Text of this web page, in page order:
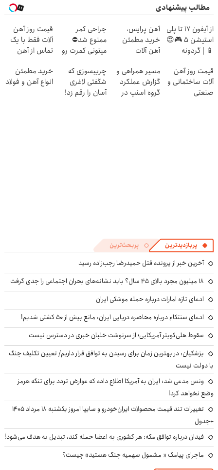
مطالب پیشنهادی
از آیفون 17 تا پلی
استیشن 5 🎮😍
📱 | گردونه
ببر
آهن پرایس،
خرید مطمئن
آهن آلات
جراحی کمر
ممنوع شد⛔
میتونی کمرت رو
کنی! 👈🏻
پرسش‌نامه
قیمت روز آهن
آلات فقط با یک
تماس از آهن
قیمت روز آهن
آلات ساختمانی و
صنعتی
مسیر همراهی و
گزارش عملکرد
گروه اسنپ در
چربیسوزی که
شگفتی لاغری
آسان را رقم زد!
خرید مطمئن
انواع آهن و فولاد
پربازدیدترین پربحث‌ترین
آخرین خبر از پرونده قتل حمیدرضا رجب‌زاده رسید
۱۸ میلیون مجرد بالای ۴۵ سال؟ باید نشانه‌های بحران اجتماعی را جدی گرفت
ادعای تازه امارات درباره حمله موشکی ایران
ادعای سنتکام درباره محاصره دریایی ایران: مانع بیش از ۵۰ کشتی شدیم!
سقوط هلی‌کوپتر آمریکایی؛ از سرنوشت خلبان خبری در دسترس نیست
پزشکیان‌: در بهترین زمان برای رسیدن به توافق قرار داریم/ تعیین تکلیف جنگ
با دولت نیست
ونس مدعی شد: ایران به آمریکا اطلاع داده که عوارض تردد برای تنگه هرمز
وضع نخواهد کرد!
تغییرات تند قیمت محصولات ایران‌خودرو و سایپا امروز یکشنبه ۱۸ مرداد ۱۴۰۵
+جدول
فیدان درباره توافق مکه: هر کشوری به اعضا حمله کند، تبدیل به هدف می‌شود!
ماجرای پیامک « مشمول سهمیه جنگ هستید» چیست؟